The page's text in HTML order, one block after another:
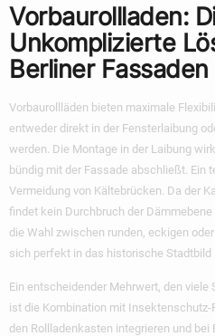
Vorbaurollladen:
Unkomplizierte
Berliner Fassaden
Vorbaurollläden bieten maximale
entweder direkt in der Fensterlaibung
werden. Die Montage in der Laibung
bündig mit der Fassade abschließt. Ein
Vermeidung von Kältebrücken. Da der
findet kein Durchbruch der
die Wahl zwischen runden, eckigen
sich perfekt in das historische Stadtbild
Ein entscheidender Mehrwert, den viele
ist die Kombination mit
den Rollladenkasten integrieren und bei